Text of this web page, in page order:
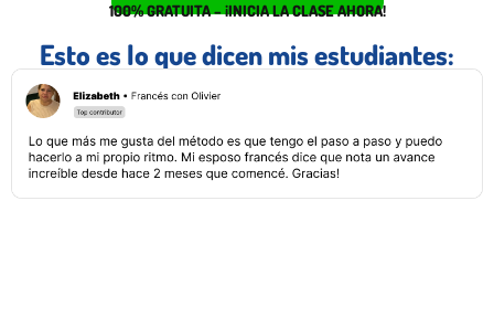
100% GRATUITA – ¡INICIA LA CLASE AHORA!
Esto es lo que dicen mis estudiantes: